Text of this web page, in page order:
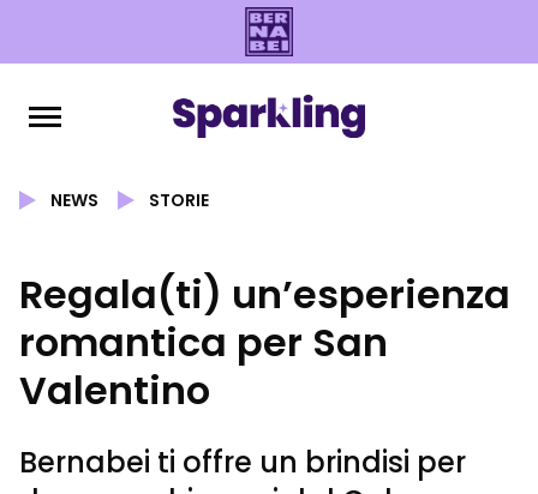
NEWS STORIE
Regala(ti) un’esperienza
romantica per San
Valentino
Bernabei ti offre un brindisi per